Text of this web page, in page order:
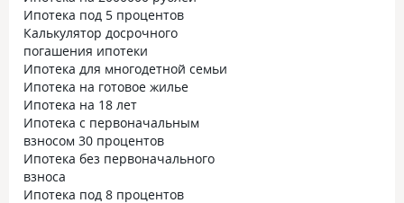
Ипотека под 5 процентов
Калькулятор досрочного
погашения ипотеки
Ипотека для многодетной семьи
Ипотека на готовое жилье
Ипотека на 18 лет
Ипотека с первоначальным
взносом 30 процентов
Ипотека без первоначального
взноса
Ипотека под 8 процентов